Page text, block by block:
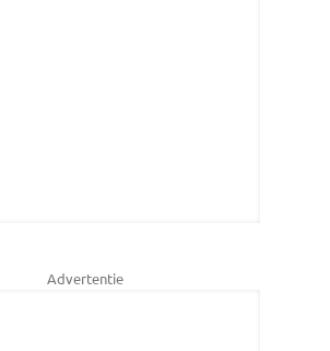
Advertentie